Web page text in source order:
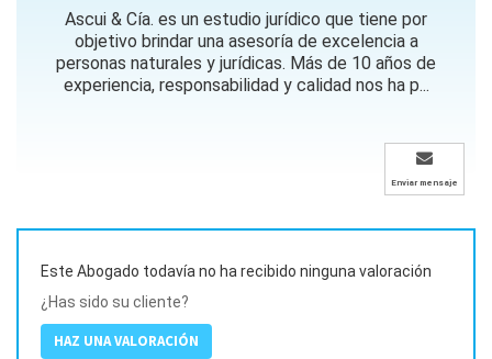
Ascui & Cía. es un estudio jurídico que tiene por
objetivo brindar una asesoría de excelencia a
personas naturales y jurídicas. Más de 10 años de
experiencia, responsabilidad y calidad nos ha p...
Enviar mensaje
Este Abogado todavía no ha recibido ninguna valoración
¿Has sido su cliente?
HAZ UNA VALORACIÓN